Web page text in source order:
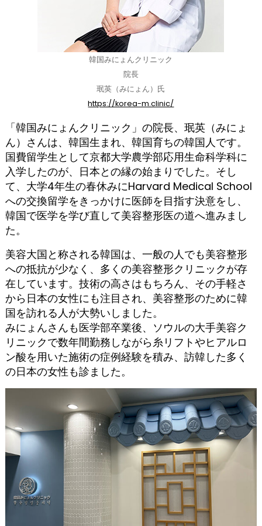
韓国みにょんクリニック
院長
珉英（みにょん）氏
https://korea-m.clinic/
「韓国みにょんクリニック」の院長、珉英（みにょ
ん）さんは、韓国生まれ、韓国育ちの韓国人です。
国費留学生として京都大学農学部応用生命科学科に
入学したのが、日本との縁の始まりでした。そし
て、大学4年生の春休みにHarvard Medical School
への交換留学をきっかけに医師を目指す決意をし、
韓国で医学を学び直して美容整形医の道へ進みまし
た。
美容大国と称される韓国は、一般の人でも美容整形
への抵抗が少なく、多くの美容整形クリニックが存
在しています。技術の高さはもちろん、その手軽さ
から日本の女性にも注目され、美容整形のために韓
国を訪れる人が大勢いしました。
みにょんさんも医学部卒業後、ソウルの大手美容ク
リニックで数年間勤務しながら糸リフトやヒアルロ
ン酸を用いた施術の症例経験を積み、訪韓した多く
の日本の女性も診ました。